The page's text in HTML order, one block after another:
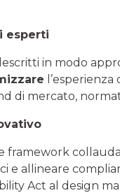
esperti
in modo
di mercato,
framework
allineare
Act al design